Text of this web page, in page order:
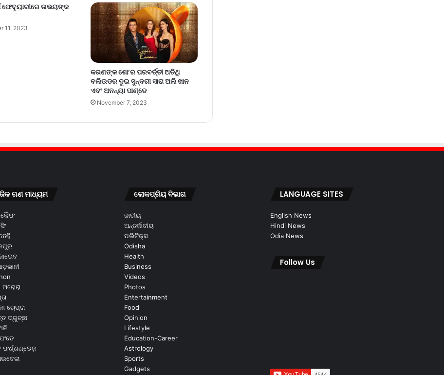
ଫେବୃୟାରୀରେ ଉଭୟଙ୍କ
11, 2023
କରଣଙ୍କ ଶୋ’ର ପରବର୍ତ୍ତୀ ଅତିଥି
ବଲିଉଡର ଦୁଇ ସୁନ୍ଦରୀ ସାରା ଅଲି ଖାନ
ଏବଂ ଅନନ୍ୟା ପାଣ୍ଡେ
November 7, 2023
ଗଣ ମାଧ୍ୟମ
କୈଫ
ଅରୋରା
ଚୋପ୍ରା
ଭ୍ରୁଚ୍ଛା
ଫର୍ଣ୍ଣଣ୍ଡେଜ଼
ଲୋକପ୍ରିୟ ବିଭାଗ
ଜାତୀୟ
ଅନ୍ତର୍ଜାତୀୟ
ପଲିଟିକ୍ସ
Odisha
Health
Business
Videos
Photos
Entertainment
Food
Opinion
Lifestyle
Education-Career
Astrology
Sports
Gadgets
LANGUAGE SITES
English News
Hindi News
Odia News
Follow Us